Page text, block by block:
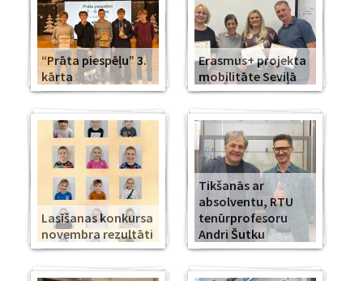
“Prāta piespēļu” 3.
kārta
Erasmus+ projekta
mobilitāte Seviļā
Lasīšanas konkursa
novembra rezultāti
Tikšanās ar
absolventu, RTU
tenūrprofesoru
Andri Šutku